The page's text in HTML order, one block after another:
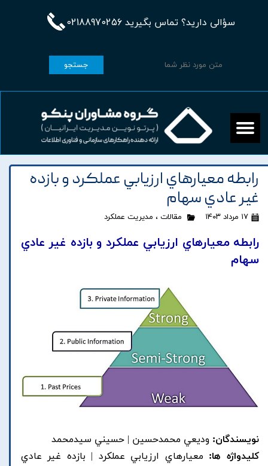
سؤالی دارید؟ تماس بگیرید 02188970256
جستجو
رابطه معيارهاي ارزيابي عملکرد و بازده
غير عادي سهام
۱۷ مرداد ۱۴۰۳ مقالات ، مدیریت عملکرد
رابطه معيارهاي ارزيابي عملکرد و بازده غير عادي
سهام
نویسندگان: وديعي محمدحسين | حسيني سيدمحمد
کلیدواژه ها: معيارهاي ارزيابي عملکرد | بازده غير عادي